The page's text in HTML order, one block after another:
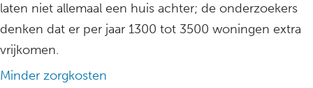
laten niet allemaal een huis achter; de onderzoekers
denken dat er per jaar 1300 tot 3500 woningen extra
vrijkomen.
Minder zorgkosten